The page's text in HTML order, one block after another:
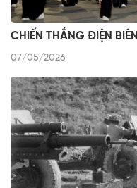
CHIẾN THẮNG ĐIỆN BIÊN
07/05/2026